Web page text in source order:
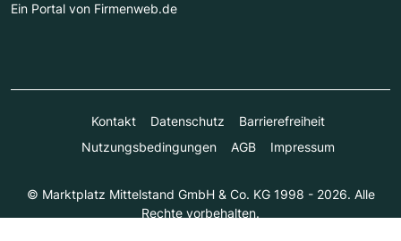
Ein Portal von Firmenweb.de
Kontakt Datenschutz
Barrierefreiheit
Nutzungsbedingungen
AGB Impressum
© Marktplatz Mittelstand GmbH & Co. KG 1998 - 2026. Alle
Rechte vorbehalten.